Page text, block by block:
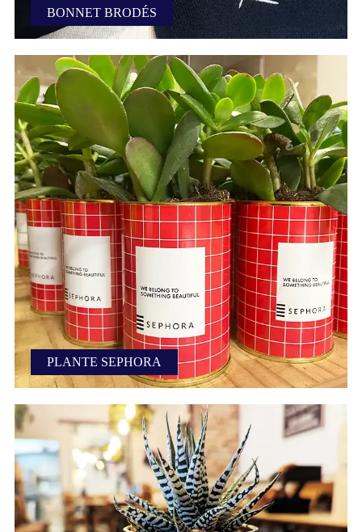
BONNET BRODÉS
Bonnets red warden
PLANTE SEPHORA
Plante écoresponsable Sephora